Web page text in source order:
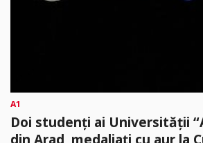
A1
Doi studenți ai Universității
din Arad, medaliați cu aur la